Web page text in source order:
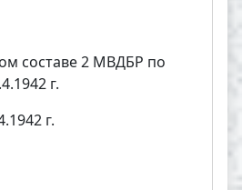
составе 2 МВДБР по
г.
г.